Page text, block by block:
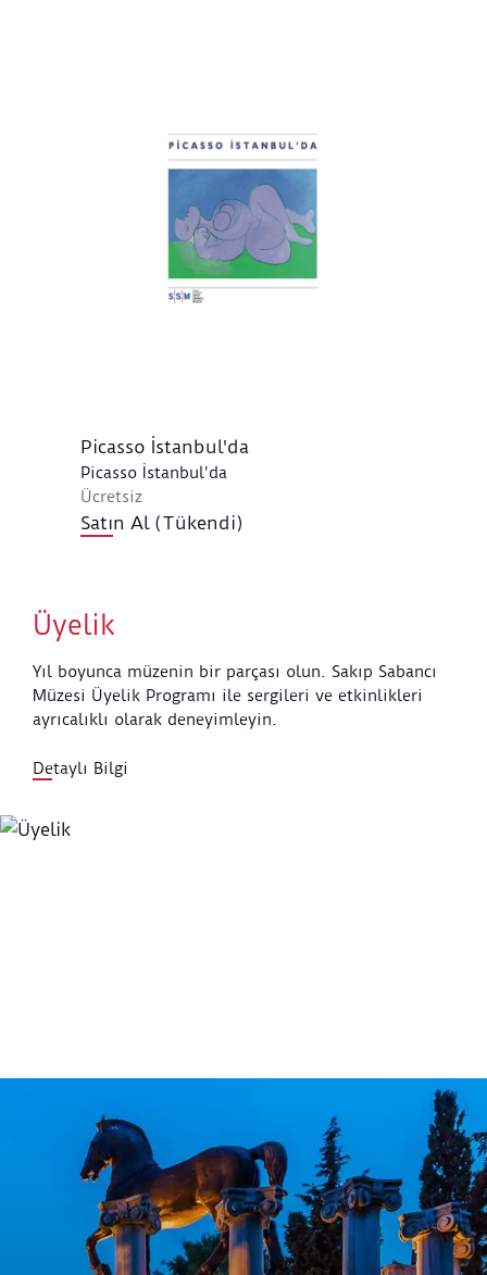
Picasso İstanbul'da
Picasso İstanbul'da
Ücretsiz
Satın Al (Tükendi)
Üyelik
Yıl boyunca müzenin bir parçası olun. Sakıp Sabancı
Müzesi Üyelik Programı ile sergileri ve etkinlikleri
ayrıcalıklı olarak deneyimleyin.
Detaylı Bilgi